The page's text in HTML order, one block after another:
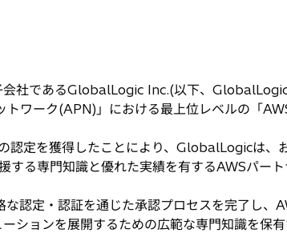
会社であるGlobalLogic Inc.(以下、
ワーク(APN)」における最上位レベルの「
認定を獲得したことにより、GlobalLogicは、
する専門知識と優れた実績を有するAWSパー
認定・認証を通じた承認プロセスを完了し、
ションを展開するための広範な専門知識を保